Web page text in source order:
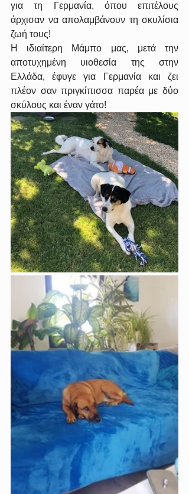
για τη Γερμανία, όπου επιτέλους
άρχισαν να απολαμβάνουν τη σκυλίσια
ζωή τους!
Η ιδιαίτερη Μάμπο μας, μετά την
αποτυχημένη υιοθεσία της στην
Ελλάδα, έφυγε για Γερμανία και ζει
πλέον σαν πριγκίπισσα παρέα με δύο
σκύλους και έναν γάτο!